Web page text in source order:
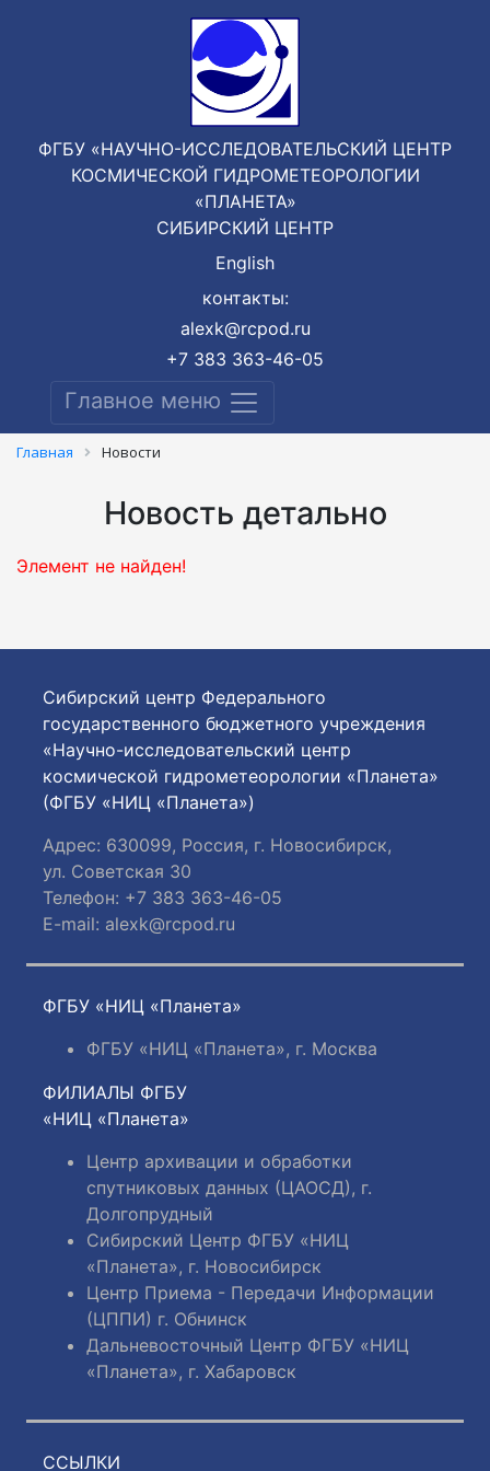
ФГБУ «НАУЧНО-ИССЛЕДОВАТЕЛЬСКИЙ ЦЕНТР
КОСМИЧЕСКОЙ ГИДРОМЕТЕОРОЛОГИИ
«ПЛАНЕТА»
СИБИРСКИЙ ЦЕНТР
English
контакты:
alexk@rcpod.ru
+7 383 363-46-05
Главное меню
Главная Новости
Новость детально
Элемент не найден!
Сибирский центр Федерального
государственного бюджетного учреждения
«Научно-исследовательский центр
космической гидрометеорологии «Планета»
(ФГБУ «НИЦ «Планета»)
Адрес: 630099, Россия, г. Новосибирск,
ул. Советская 30
Телефон: +7 383 363-46-05
E-mail: alexk@rcpod.ru
ФГБУ «НИЦ «Планета»
ФГБУ «НИЦ «Планета», г. Москва
ФИЛИАЛЫ ФГБУ
«НИЦ «Планета»
Центр архивации и обработки
спутниковых данных (ЦАОСД), г.
Долгопрудный
Сибирский Центр ФГБУ «НИЦ
«Планета», г. Новосибирск
Центр Приема - Передачи Информации
(ЦППИ) г. Обнинск
Дальневосточный Центр ФГБУ «НИЦ
«Планета», г. Хабаровск
ССЫЛКИ